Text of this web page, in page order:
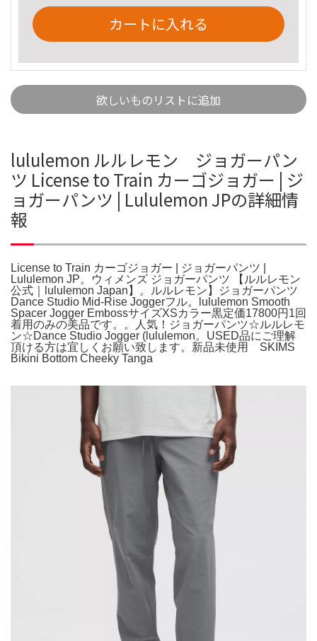
カートに入れる
欲しいものリストに追加
lululemon ルルレモン ジョガーパン
ツ License to Train カーゴジョガー | ジ
ョガーパンツ | Lululemon JPの詳細情
報
License to Train カーゴジョガー | ジョガーパンツ |
Lululemon JP。ウィメンズ ジョガーパンツ 【ルルレモン
公式｜lululemon Japan】。ルルレモン】ジョガーパンツ
Dance Studio Mid-Rise Joggerフル。lululemon Smooth
Spacer Jogger EmbossサイズXSカラー黒定価17800円1回
着用のみの美品です。。人気！ジョガーパンツ☆ルルレモ
ン☆Dance Studio Jogger (lululemon。USED品にご理解
頂ける方は宜しくお願い致します。新品未使用 SKIMS
Bikini Bottom Cheeky Tanga